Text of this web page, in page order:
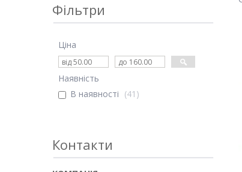
Фільтри
Ціна
Наявність
В наявності
41
Контакти